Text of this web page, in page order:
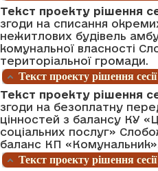
Текст проекту рішення
згоди на списання
нежитлових будівель
комунальної власності
територіальної громади.
Текст проекту рішення
Текст проекту рішення
згоди на безоплатну
цінностей з балансу КУ
соціальних послуг»
баланс КП
Текст проекту рішення